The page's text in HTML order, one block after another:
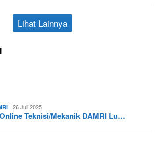
Lihat Lainnya
26 Juli 2025
Teknisi/Mekanik DAMRI Lu…